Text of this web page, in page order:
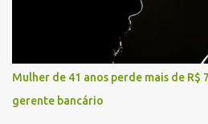
Federal tem ampliado investimentos
da atenção básica, da infraestrutura
regionalização dos serviços de saúde.
de demandas crescentes e recursos
principal missão da gestão pública
mas decidir melhor onde investir para
Mulher de 41 anos perde mais de R$
gerente bancário